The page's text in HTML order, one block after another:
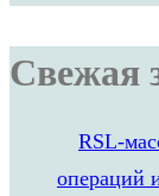
Свежая
операций